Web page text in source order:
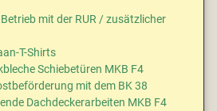
mit der RUR / zusätzlicher
T-Shirts
Schiebetüren MKB F4
mit dem BK 38
Dachdeckerarbeiten MKB F4